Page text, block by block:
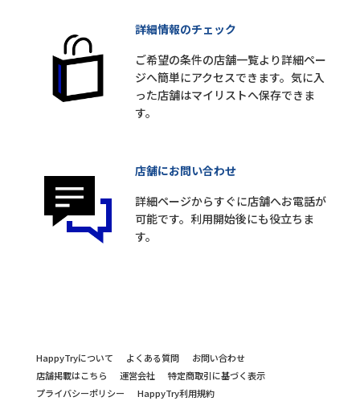
詳細情報のチェック
ご希望の条件の店舗一覧より詳細ペー
ジへ簡単にアクセスできます。気に入
った店舗はマイリストへ保存できま
す。
店舗にお問い合わせ
詳細ページからすぐに店舗へお電話が
可能です。利用開始後にも役立ちま
す。
HappyTryについて よくある質問
お問い合わせ
店舗掲載はこちら
運営会社
特定商取引に基づく表示
プライバシーポリシー
HappyTry利用規約